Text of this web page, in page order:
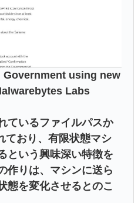
using new
Labs
ているファイルパスか
ており、有限状態マシ
という興味深い特徴を
作りは、マシンに送ら
態を変化させるとのこ